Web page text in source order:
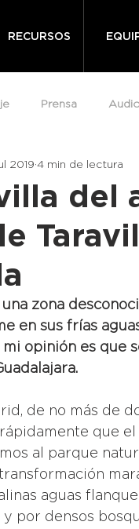
RECURSOS
Prensa
del
2019 4 min de lectura
una zona
en sus frías
opinión es que
que el
al parque
aguas
y por densos